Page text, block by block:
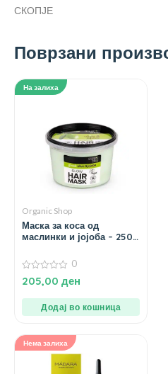
СКОПЈЕ
Поврзани
На залиха
Organic Shop
Маска за коса од
маслинки и јојоба – 250
0
од
0
205,00 ден
Додај во кошница
Нема залиха